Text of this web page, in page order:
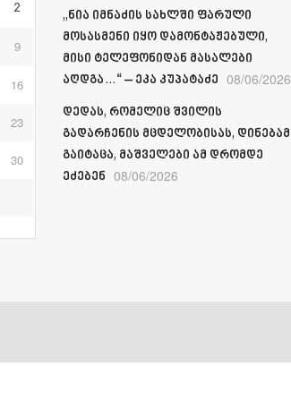
2
9
16
23
30
„ნია იმნაძის სახლში ფარული
მოსასმენი იყო დამონტაჟებული,
მისი ტელეფონიდან მასალები
აღდგა…“ – ეკა კუპატაძე 08/06/2026
დედას, რომელიც შვილის
გადარჩენის მცდელობისას, დინებამ
გაიტაცა, მაშველები ამ დრომდე
ეძებენ 08/06/2026